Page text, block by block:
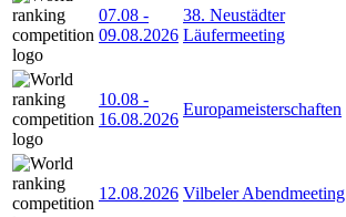
07.08 -
09.08.2026
38. Neustädter
Läufermeeting
10.08 -
16.08.2026
Europameisterschaften
12.08.2026 Vilbeler Abendmeeting